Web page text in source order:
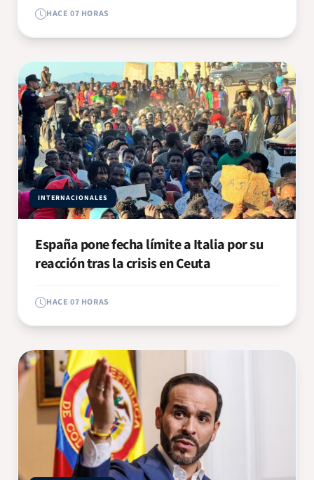
HACE 07 HORAS
INTERNACIONALES
España pone fecha límite a Italia por su
reacción tras la crisis en Ceuta
HACE 07 HORAS